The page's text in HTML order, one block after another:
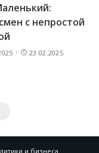
с непростой
23.02.2025
и бизнеса